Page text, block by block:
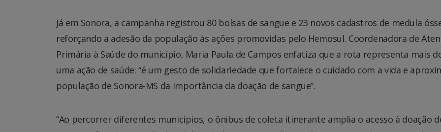
Já em Sonora, a campanha registrou 80 bolsas de sangue e 23 novos cadastros de medula
reforçando a adesão da população às ações promovidas pelo Hemosul. Coordenadora de
Primária à Saúde do município, Maria Paula de Campos enfatiza que a rota representa mais
uma ação de saúde: “é um gesto de solidariedade que fortalece o cuidado com a vida e
população de Sonora-MS da importância da doação de sangue”.
“Ao percorrer diferentes municípios, o ônibus de coleta itinerante amplia o acesso à doação